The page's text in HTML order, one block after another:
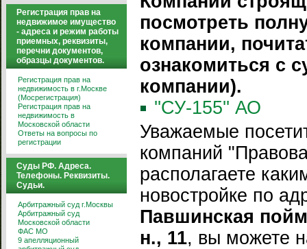
Регистрация прав на
недвижимое имущество
- адреса и режим работы
приемных, реквизиты,
перечни документов,
образцы документов.
Регистрация прав на
недвижимость в г.Москве
(Мосрегистрация)
Регистрация прав на
недвижимость в
Московской области
Ответы на вопросы по
регистрации
Суды РФ. Адреса.
Телефоны. Реквизиты.
Судьи.
Арбитражный суд г.Москвы
Арбитражный суд
Московской области
ФАС МО
9 апелляционный
посмотреть
компании,
ознакомиться с
компании).
''СУ-155'' АО
Уважаемые
компаний
располагаете
новостройке по
Павшинская
н., 11, вы можете